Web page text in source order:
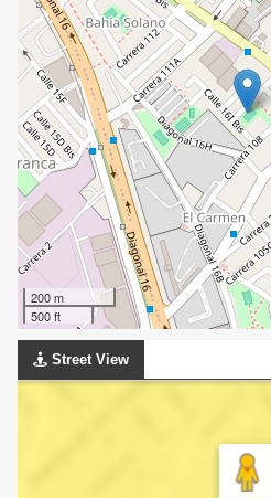
200 m
500 ft
Street View